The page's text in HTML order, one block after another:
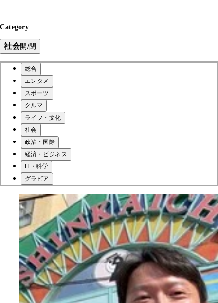
Category
社会開/閉
総合
エンタメ
スポーツ
クルマ
ライフ・文化
社会
政治・国際
経済・ビジネス
IT・科学
グラビア